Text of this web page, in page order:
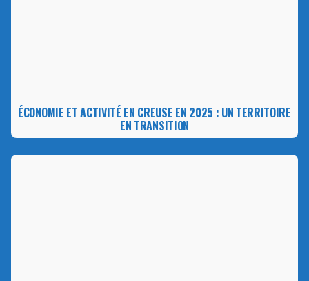
ÉCONOMIE ET ACTIVITÉ EN CREUSE EN 2025 : UN TERRITOIRE
EN TRANSITION